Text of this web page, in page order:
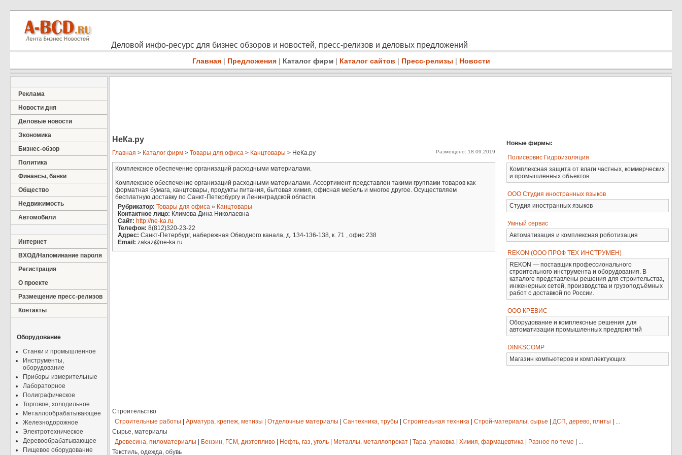
Деловой инфо-ресурс для бизнес обзоров и новостей, пресс-релизов и деловых предложений
Главная | Предложения | Каталог фирм | Каталог сайтов | Пресс-релизы | Новости
Реклама
Новости дня
Деловые новости
Экономика
Бизнес-обзор
Политика
Финансы, банки
Общество
Недвижимость
Автомобили
Интернет
ВХОД/Напоминание пароля
Регистрация
О проекте
Размещение пресс-релизов
Контакты
Оборудование
Станки и промышленное
Инструменты,
оборудование
Приборы измерительные
Лабораторное
Полиграфическое
Торговое, холодильное
Металлообрабатывающее
Железнодорожное
Электротехническое
Деревообрабатывающее
Пищевое оборудование
НеКа.ру
Главная > Каталог фирм > Товары для офиса > Канцтовары > НеКа.ру Размещено: 18.09.2019
Комплексное обеспечение организаций расходными материалами.
Комплексное обеспечение организаций расходными материалами. Ассортимент представлен такими группами товаров как
форматная бумага, канцтовары, продукты питания, бытовая химия, офисная мебель и многое другое. Осуществляем
бесплатную доставку по Санкт-Петербургу и Ленинградской области.
Рубрикатор: Товары для офиса » Канцтовары
Контактное лицо: Климова Дина Николаевна
Сайт: http://ne-ka.ru
Телефон: 8(812)320-23-22
Адрес: Санкт-Петербург, набережная Обводного канала, д. 134-136-138, к. 71 , офис 238
Email: zakaz@ne-ka.ru
Новые фирмы:
Полисервис Гидроизоляция
Комплексная защита от влаги частных, коммерческих
и промышленных объектов
ООО Студия иностранных языков
Студия иностранных языков
Умный сервис
Автоматизация и комплексная роботизация
REKON (ООО ПРОФ ТЕХ ИНСТРУМЕН)
REKON — поставщик профессионального
строительного инструмента и оборудования. В
каталоге представлены решения для строительства,
инженерных сетей, производства и грузоподъёмных
работ с доставкой по России.
ООО КРЕВИС
Оборудование и комплексные решения для
автоматизации промышленных предприятий
DINKSCOMP
Магазин компьютеров и комплектующих
Строительство
Строительные работы
Арматура, крепеж, метизы Отделочные материалы Сантехника, трубы Строительная техника Строй-материалы, сырье ДСП, дерево, плиты
...
Сырье, материалы
Древесина, пиломатериалы
Бензин, ГСМ, дизтопливо Нефть, газ, уголь Металлы, металлопрокат Тара, упаковка Химия, фармацевтика Разное по теме
...
Текстиль, одежда, обувь